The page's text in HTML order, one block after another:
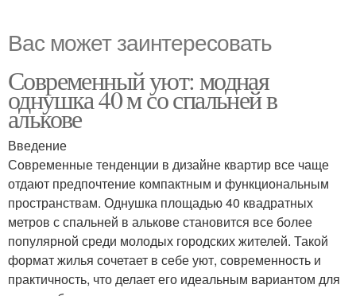
Вас может заинтересовать
Современный уют: модная
однушка 40 м со спальней в
алькове
Введение
Современные тенденции в дизайне квартир все чаще
отдают предпочтение компактным и функциональным
пространствам. Однушка площадью 40 квадратных
метров с спальней в алькове становится все более
популярной среди молодых городских жителей. Такой
формат жилья сочетает в себе уют, современность и
практичность, что делает его идеальным вариантом для